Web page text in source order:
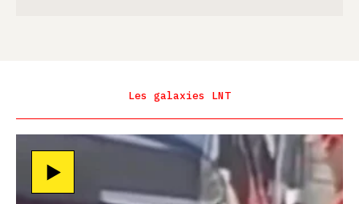
Les galaxies LNT